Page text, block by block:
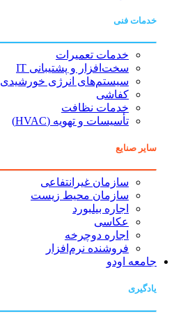
خدمات فنی
خدمات تعمیرات
سخت‌افزار و پشتیبانی IT
سیستم‌های انرژی خورشیدی
کفاشی
خدمات نظافت
تأسیسات و تهویه (HVAC)
سایر صنایع
سازمان غیرانتفاعی
سازمان محیط زیست
اجاره بیلبورد
عکاسی
اجاره دوچرخه
فروشنده نرم‌افزار
جامعه اودو
یادگیری